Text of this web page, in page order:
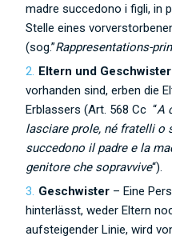
madre succedono i figli, in
Stelle eines
(sog.”Rappresentations-
Eltern und Geschwister
vorhanden sind, erben die
Erblassers (Art. 568 Cc “A
lasciare prole, né fratelli o
succedono il padre e la
genitore che sopravvive“).
Geschwister– Eine
hinterlässt, weder Eltern
aufsteigender Linie, wird